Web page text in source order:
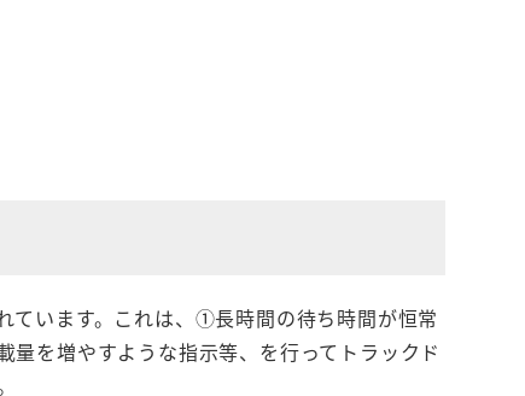
ています。これは、①長時間の待ち時間が恒常
を増やすような指示等、を行ってトラックド